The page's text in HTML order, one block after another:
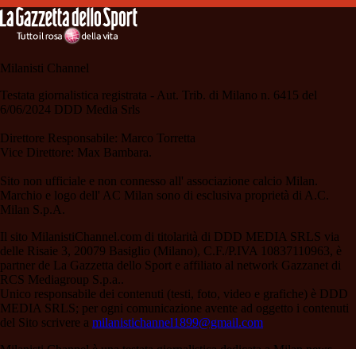
Milanisti Channel
Testata giornalistica registrata - Aut. Trib. di Milano n. 6415 del
6/06/2024 DDD Media Srls
Direttore Responsabile: Marco Torretta
Vice Direttore: Max Bambara.
Sito non ufficiale e non connesso all' associazione calcio Milan.
Marchio e logo dell' AC Milan sono di esclusiva proprietà di A.C.
Milan S.p.A.
Il sito MilanistiChannel.com di titolarità di DDD MEDIA SRLS via
delle Risaie 3, 20079 Basiglio (Milano), C.F./P.IVA 10837110963, è
partner de La Gazzetta dello Sport e affiliato al network Gazzanet di
RCS Mediagroup S.p.a..
Unico responsabile dei contenuti (testi, foto, video e grafiche) è DDD
MEDIA SRLS; per ogni comunicazione avente ad oggetto i contenuti
del Sito scrivere a milanistichannel1899@gmail.com